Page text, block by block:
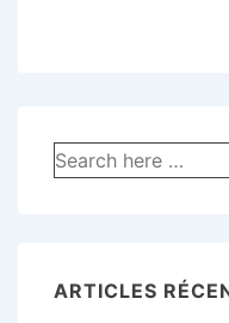
Recherche
pour:
ARTICLES